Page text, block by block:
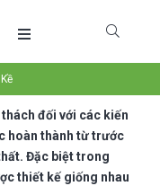
đối với các kiến
hoàn thành từ trước
Đặc biệt trong
thiết kế giống nhau